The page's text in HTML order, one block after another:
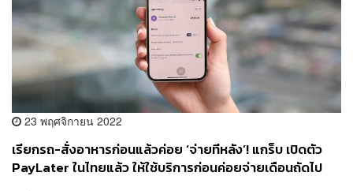
23 พฤศจิกายน 2022
เรียกรถ-สั่งอาหารก่อนแล้วค่อย ‘จ่ายทีหลัง’! แกร็บ เปิดตัว
PayLater ในไทยแล้ว ให้ใช้บริการก่อนค่อยจ่ายเดือนถัดไป